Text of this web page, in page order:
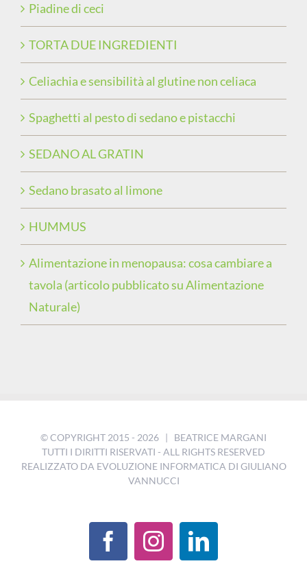
Piadine di ceci
TORTA DUE INGREDIENTI
Celiachia e sensibilità al glutine non celiaca
Spaghetti al pesto di sedano e pistacchi
SEDANO AL GRATIN
Sedano brasato al limone
HUMMUS
Alimentazione in menopausa: cosa cambiare a
tavola (articolo pubblicato su Alimentazione
Naturale)
© COPYRIGHT 2015 - 2026 | BEATRICE MARGANI
TUTTI I DIRITTI RISERVATI - ALL RIGHTS RESERVED
REALIZZATO DA EVOLUZIONE INFORMATICA DI GIULIANO
VANNUCCI